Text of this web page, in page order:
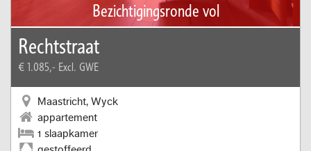
Bezichtigingsronde vol
Rechtstraat
€ 1.085,- Excl. GWE
Maastricht, Wyck
appartement
1 slaapkamer